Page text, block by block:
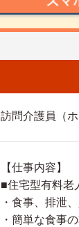
訪問介護員（
【仕事内容】
■住宅型有料老
・食事、排泄
・簡単な食事